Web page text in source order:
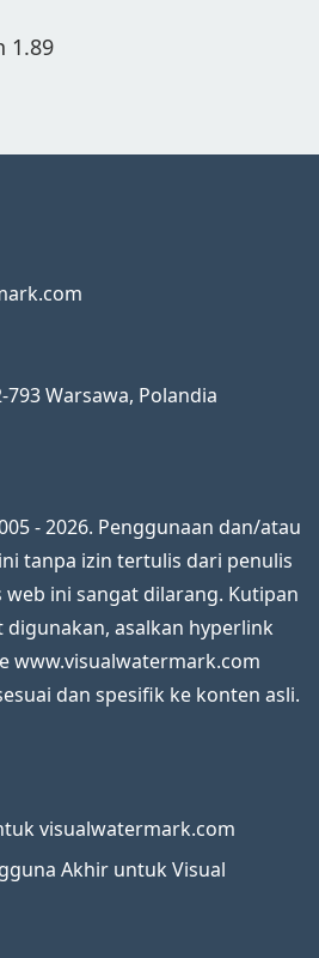
1.89
793Warsawa, Polandia
- 2026. Penggunaan dan/atau
tanpa izin tertulis dari penulis
ini sangat dilarang. Kutipan
digunakan, asalkan hyperlink
www.visualwatermark.com
dan spesifik ke konten asli.
visualwatermark.com
Akhir untuk Visual